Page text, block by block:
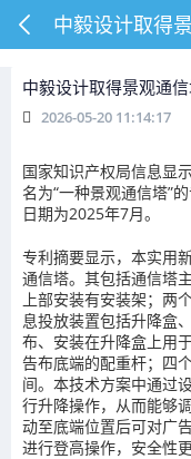
中毅设计取得
中毅设计取得景观通
2026-05-20 11:14:17
国家知识产权局信息显
名为“一种景观通信塔”
日期为2025年7月。
专利摘要显示，本实用
通信塔。其包括通信塔
上部安装有安装架；两
息投放装置包括升降盒
布、安装在升降盒上用
告布底端的配重杆；四
间。本技术方案中通过
行升降操作，从而能够
动至底端位置后可对广
进行登高操作，安全性更